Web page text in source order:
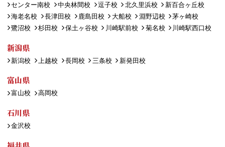
センター南校
中央林間校 逗子校 北久里浜校
新百合ヶ丘校
海老名校
長津田校 鹿島田校 大船校 淵野辺校
茅ヶ崎校
鷺沼校
杉田校 保土ヶ谷校 川崎駅前校 菊名校 川崎駅西口校
新潟県
新潟校 上越校 長岡校 三条校 新発田校
富山県
富山校 高岡校
石川県
金沢校